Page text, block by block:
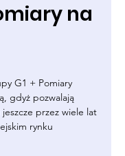
na
G1 + Pomiary
gdyż pozwalają
przez wiele lat
rynku